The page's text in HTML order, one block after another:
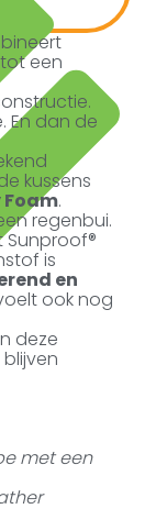
een
En dan de
kussens
Foam.
regenbui.
Sunproof®
is
en
ook nog
deze
met een